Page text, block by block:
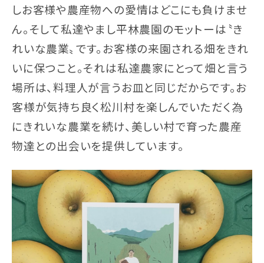
しお客様や農産物への愛情はどこにも負けませ
ん。そして私達やまし平林農園のモットーは〝き
れいな農業〟です。お客様の来園される畑をきれ
いに保つこと。それは私達農家にとって畑と言う
場所は、料理人が言うお皿と同じだからです。お
客様が気持ち良く松川村を楽しんでいただく為
にきれいな農業を続け、美しい村で育った農産
物達との出会いを提供しています。